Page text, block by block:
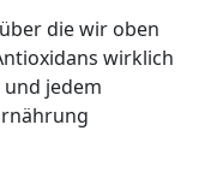
die wir oben
wirklich
jedem